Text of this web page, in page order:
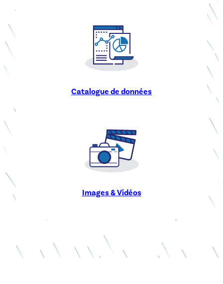
Catalogue de données
Vous cherchez le type de données produites par
l’observatoire et leurs cartes d’identité ?
l’ensemble des fiches de métadonnées de l’Othu, catalogue
hébergé et construit avec l’aide de la Métropole de Lyon.
Images & Vidéos
Banque d’image de l’Observatoire de Terrain en Hydrologie
Urbaine et découvrez également sur cette page toutes les
vidéos réalisées par l’Othu.